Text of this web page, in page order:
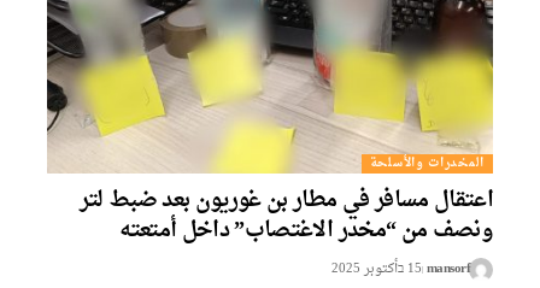
المخدرات والأسلحة
اعتقال مسافر في مطار بن غوريون بعد ضبط لتر
ونصف من “مخدر الاغتصاب” داخل أمتعته
mansorf 15 בأكتوبر 2025